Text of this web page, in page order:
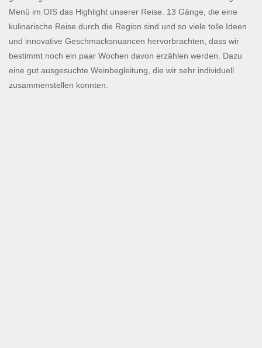
Menü im OIS das Highlight unserer Reise. 13 Gänge, die eine
kulinarische Reise durch die Region sind und so viele tolle Ideen
und innovative Geschmacksnuancen hervorbrachten, dass wir
bestimmt noch ein paar Wochen davon erzählen werden. Dazu
eine gut ausgesuchte Weinbegleitung, die wir sehr individuell
zusammenstellen konnten.